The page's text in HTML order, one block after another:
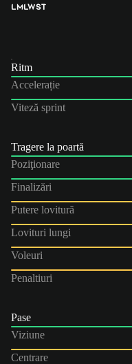
LMLWST
Ritm
Accelerație
Viteză sprint
Tragere la poartă
Poziţionare
Finalizări
Putere lovitură
Lovituri lungi
Voleuri
Penaltiuri
Pase
Viziune
Centrare